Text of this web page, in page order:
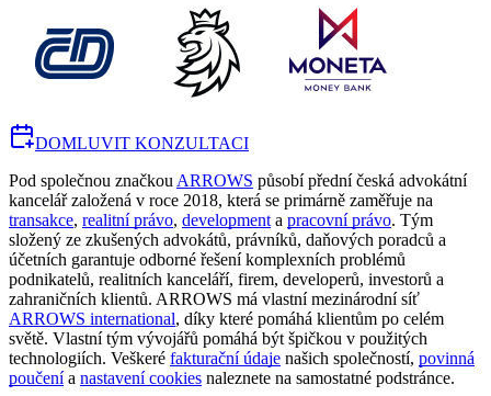
DOMLUVIT KONZULTACI
Pod společnou značkou ARROWS působí přední česká advokátní
kancelář založená v roce 2018, která se primárně zaměřuje na
transakce, realitní právo, development a pracovní právo. Tým
složený ze zkušených advokátů, právníků, daňových poradců a
účetních garantuje odborné řešení komplexních problémů
podnikatelů, realitních kanceláří, firem, developerů, investorů a
zahraničních klientů. ARROWS má vlastní mezinárodní síť
ARROWS international, díky které pomáhá klientům po celém
světě. Vlastní tým vývojářů pomáhá být špičkou v použitých
technologiích. Veškeré fakturační údaje našich společností, povinná
poučenía nastavení cookies naleznete na samostatné podstránce.